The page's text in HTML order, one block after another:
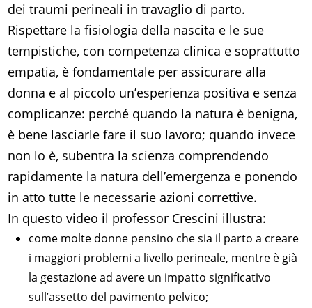
dei traumi perineali in travaglio di parto.
Rispettare la fisiologia della nascita e le sue
tempistiche, con competenza clinica e soprattutto
empatia, è fondamentale per assicurare alla
donna e al piccolo un’esperienza positiva e senza
complicanze: perché quando la natura è benigna,
è bene lasciarle fare il suo lavoro; quando invece
non lo è, subentra la scienza comprendendo
rapidamente la natura dell’emergenza e ponendo
in atto tutte le necessarie azioni correttive.
In questo video il professor Crescini illustra:
come molte donne pensino che sia il parto a creare
i maggiori problemi a livello perineale, mentre è già
la gestazione ad avere un impatto significativo
sull’assetto del pavimento pelvico;